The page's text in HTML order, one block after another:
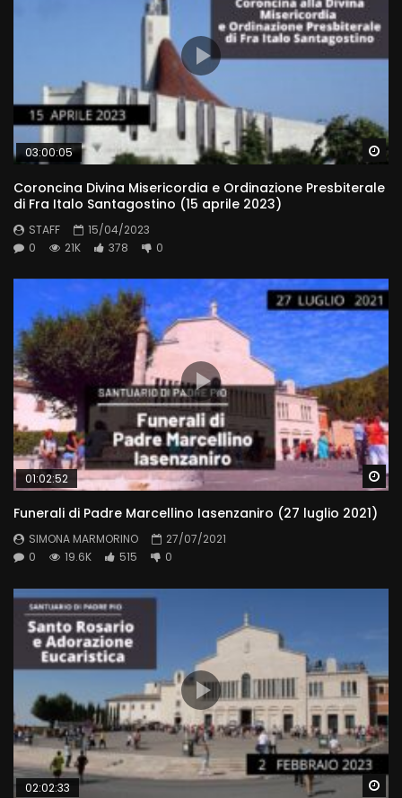
03:00:05
Coroncina Divina Misericordia e Ordinazione Presbiterale
di Fra Italo Santagostino (15 aprile 2023)
STAFF
15/04/2023
0
21K 378 0
01:02:52
Funerali di Padre Marcellino Iasenzaniro (27 luglio 2021)
SIMONA MARMORINO
27/07/2021
0
19.6K 515 0
02:02:33